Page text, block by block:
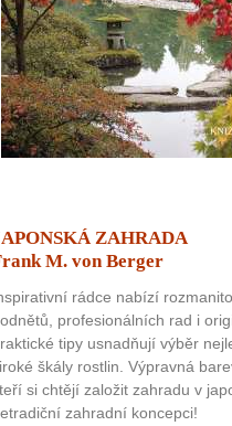
10 tipů
...
ZAHRADA
M. von Berger
rádce nabízí
profesionálních rad i
tipy usnadňují výběr
škály rostlin. Výpravná
si chtějí založit zahradu v
zahradní koncepci!